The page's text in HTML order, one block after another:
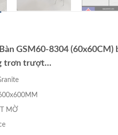
GSM60-8304 (60x60CM)
trơn trượt…
MỜ